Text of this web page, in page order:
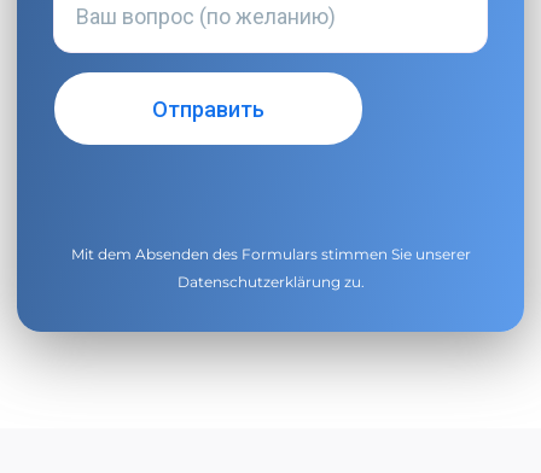
Mit dem Absenden des Formulars stimmen Sie unserer
Datenschutzerklärung zu.